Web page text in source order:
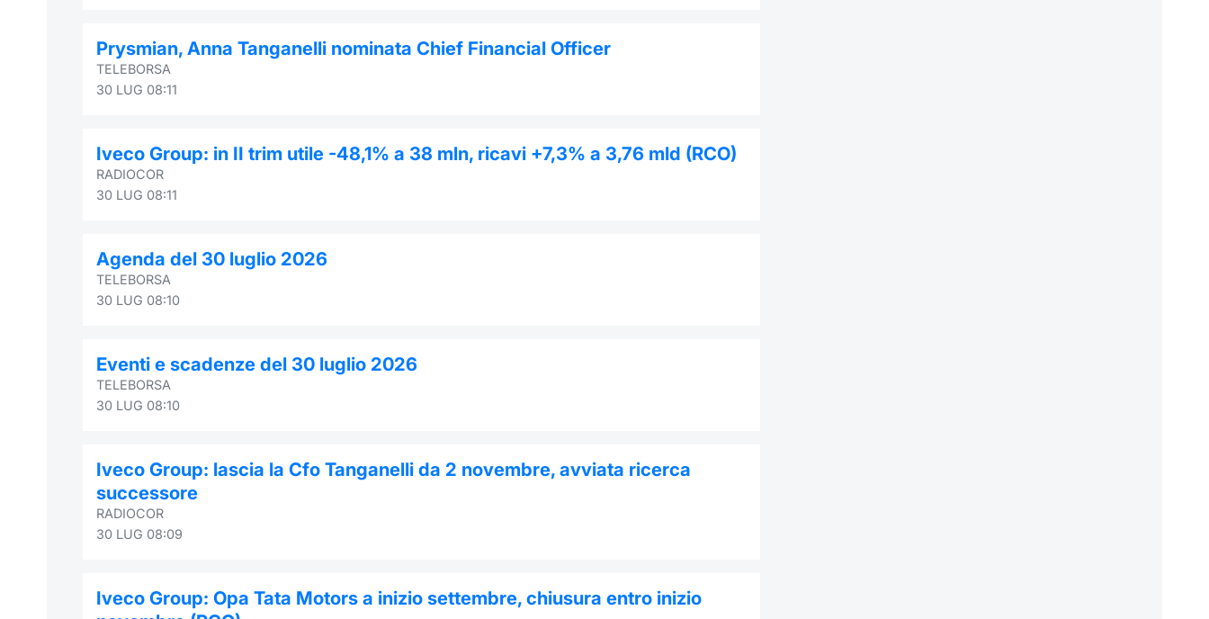
Prysmian, Anna Tanganelli nominata Chief Financial Officer
TELEBORSA
30 LUG 08:11
Iveco Group: in II trim utile -48,1% a 38 mln, ricavi +7,3% a 3,76 mld (RCO)
RADIOCOR
30 LUG 08:11
Agenda del 30 luglio 2026
TELEBORSA
30 LUG 08:10
Eventi e scadenze del 30 luglio 2026
TELEBORSA
30 LUG 08:10
Iveco Group: lascia la Cfo Tanganelli da 2 novembre, avviata ricerca
successore
RADIOCOR
30 LUG 08:09
Iveco Group: Opa Tata Motors a inizio settembre, chiusura entro inizio